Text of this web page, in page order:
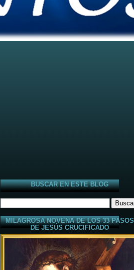
BUSCAR EN ESTE BLOG
MILAGROSA NOVENA DE LOS 33 PASOS
DE JESÚS CRUCIFICADO